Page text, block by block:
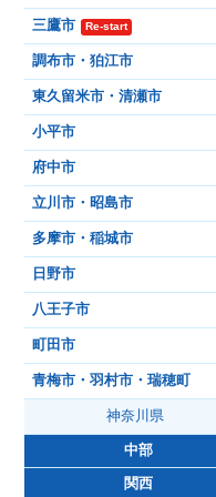
三鷹市 Re-start
調布市・狛江市
東久留米市・清瀬市
小平市
府中市
立川市・昭島市
多摩市・稲城市
日野市
八王子市
町田市
青梅市・羽村市・瑞穂町
神奈川県
中部
関西